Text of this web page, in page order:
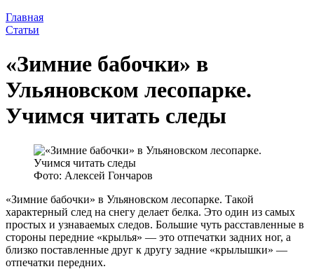
Главная
Статьи
«Зимние бабочки» в
Ульяновском лесопарке.
Учимся читать следы
Фото: Алексей Гончаров
«Зимние бабочки» в Ульяновском лесопарке. Такой
характерный след на снегу делает белка. Это один из самых
простых и узнаваемых следов. Большие чуть расставленные в
стороны передние «крылья» — это отпечатки задних ног, а
близко поставленные друг к другу задние «крылышки» —
отпечатки передних.